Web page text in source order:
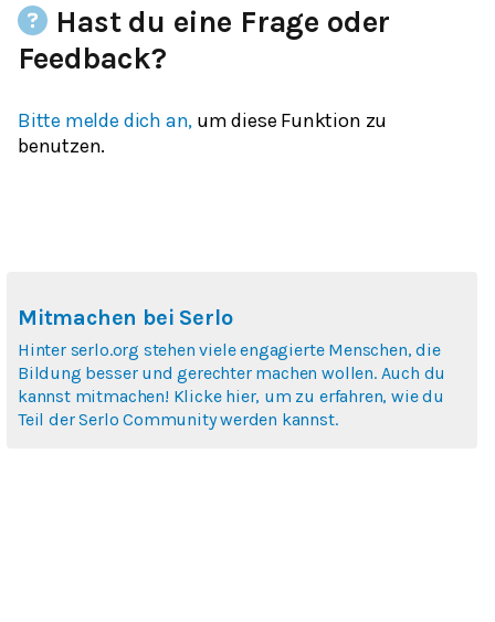
Hast du eine Frage oder
Feedback?
Bitte melde dich an, um diese Funktion zu
benutzen.
Mitmachen bei Serlo
Hinter serlo.org stehen viele engagierte Menschen, die
Bildung besser und gerechter machen wollen. Auch du
kannst mitmachen! Klicke hier, um zu erfahren, wie du
Teil der Serlo Community werden kannst.